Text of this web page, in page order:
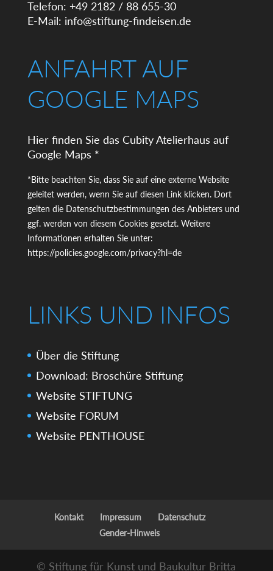
Telefon: +49 2182 / 88 655-30
E-Mail: info@stiftung-findeisen.de
ANFAHRT AUF
GOOGLE MAPS
Hier finden Sie das Cubity Atelierhaus auf
Google Maps *
*Bitte beachten Sie, dass Sie auf eine externe Website
geleitet werden, wenn Sie auf diesen Link klicken. Dort
gelten die Datenschutzbestimmungen des Anbieters und
ggf. werden von diesem Cookies gesetzt. Weitere
Informationen erhalten Sie unter:
https://policies.google.com/privacy?hl=de
LINKS UND INFOS
Über die Stiftung
Download: Broschüre Stiftung
Website STIFTUNG
Website FORUM
Website PENTHOUSE
Kontakt Impressum
Datenschutz
Gender-Hinweis
© Stiftung für Kunst und Baukultur Britta